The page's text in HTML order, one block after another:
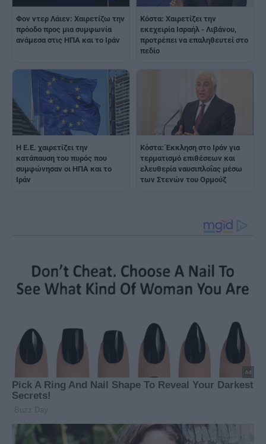
Φον ντερ Λάιεν: Χαιρετίζω την
πρόοδο προς μια συμφωνία
ανάμεσα στις ΗΠΑ και το Ιράν
Κόστα: Xαιρετίζει την
εκεχειρία Ισραήλ - Λιβάνου,
προτρέπει να επαληθευτεί στο
πεδίο
Η Ε.Ε. χαιρετίζει την
κατάπαυση του πυρός που
συμφώνησαν οι ΗΠΑ και το
Ιράν
Κόστα: Έκκληση στο Ιράν για
τερματισμό επιθέσεων και
ελευθερία ναυσιπλοΐας μέσω
των Στενών του Ορμούζ